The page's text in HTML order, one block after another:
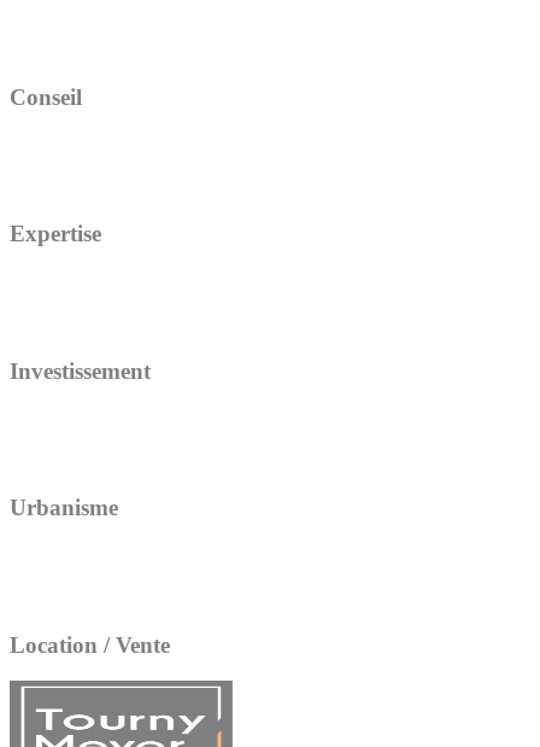
Conseil
Expertise
Investissement
Urbanisme
Location / Vente